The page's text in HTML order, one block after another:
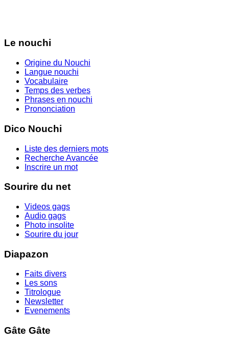
Le nouchi
Origine du Nouchi
Langue nouchi
Vocabulaire
Temps des verbes
Phrases en nouchi
Prononciation
Dico Nouchi
Liste des derniers mots
Recherche Avancée
Inscrire un mot
Sourire du net
Videos gags
Audio gags
Photo insolite
Sourire du jour
Diapazon
Faits divers
Les sons
Titrologue
Newsletter
Evenements
Gâte Gâte